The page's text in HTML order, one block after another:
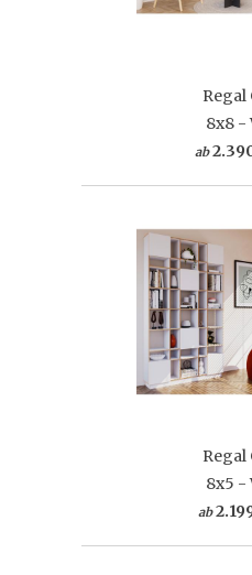
Regal
8x8 -
ab
Regal
8x5 -
ab